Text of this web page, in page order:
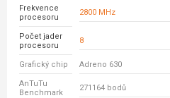
Frekvence
procesoru
2800 MHz
Počet jader
procesoru
8
Grafický chip Adreno 630
AnTuTu
Benchmark
271164 bodů